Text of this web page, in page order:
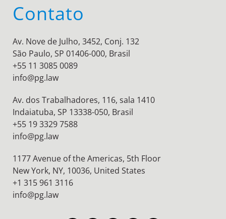
Contato
Av. Nove de Julho, 3452, Conj. 132
São Paulo, SP 01406-000, Brasil
+55 11 3085 0089
info@pg.law
Av. dos Trabalhadores, 116, sala 1410
Indaiatuba, SP 13338-050, Brasil
+55 19 3329 7588
info@pg.law
1177 Avenue of the Americas, 5th Floor
New York, NY, 10036, United States
+1 315 961 3116
info@pg.law